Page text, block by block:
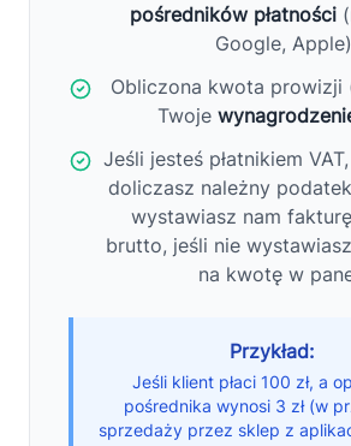
pośredników płatności
Google,
Obliczona kwota prowizji
Twoje
Jeśli jesteś płatnikiem
doliczasz należny
wystawiasz nam
brutto, jeśli nie
na kwotę w
Przykład:
Jeśli klient płaci 100 zł, a
pośrednika wynosi 3 zł (w
sprzedaży przez sklep z